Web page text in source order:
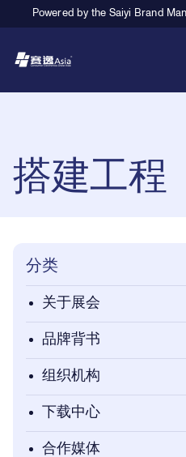
Powered by the Saiyi Brand
搭建工程
分类
关于展会
品牌背书
组织机构
下载中心
合作媒体